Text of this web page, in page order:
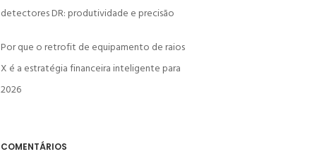
detectores DR: produtividade e precisão
Por que o retrofit de equipamento de raios
X é a estratégia financeira inteligente para
2026
COMENTÁRIOS